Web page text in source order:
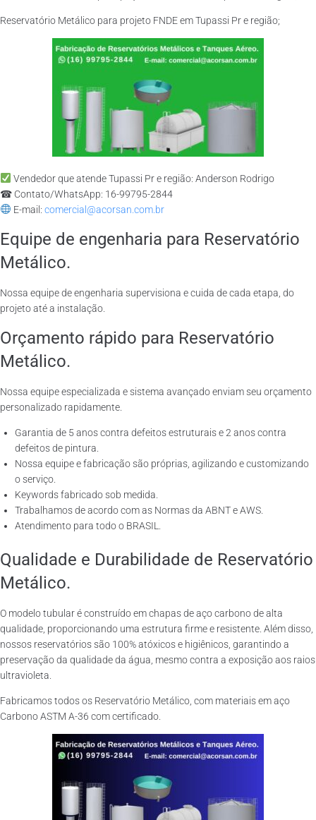
Reservatório Metálico para projeto FNDE em Tupassi Pr e região;
Vendedor que atende Tupassi Pr e região: Anderson Rodrigo
☎ Contato/WhatsApp: 16-99795-2844
E-mail: comercial@acorsan.com.br
Equipe de engenharia para Reservatório
Metálico.
Nossa equipe de engenharia supervisiona e cuida de cada etapa, do
projeto até a instalação.
Orçamento rápido para Reservatório
Metálico.
Nossa equipe especializada e sistema avançado enviam seu orçamento
personalizado rapidamente.
Garantia de 5 anos contra defeitos estruturais e 2 anos contra
defeitos de pintura.
Nossa equipe e fabricação são próprias, agilizando e customizando
o serviço.
Keywords fabricado sob medida.
Trabalhamos de acordo com as Normas da ABNT e AWS.
Atendimento para todo o BRASIL.
Qualidade e Durabilidade de Reservatório
Metálico.
O modelo tubular é construído em chapas de aço carbono de alta
qualidade, proporcionando uma estrutura firme e resistente. Além disso,
nossos reservatórios são 100% atóxicos e higiênicos, garantindo a
preservação da qualidade da água, mesmo contra a exposição aos raios
ultravioleta.
Fabricamos todos os Reservatório Metálico, com materiais em aço
Carbono ASTM A-36 com certificado.